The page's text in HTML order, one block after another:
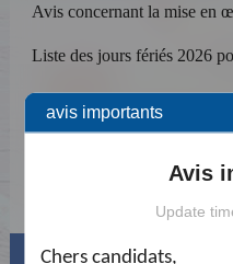
Avis concernant la mise en
les étrangers
Liste des jours fériés 2026
Avis de fermeture du 24
Avis de modification de la
paiement des frais de service
avis importants
Avis
Update
Chers candidats,